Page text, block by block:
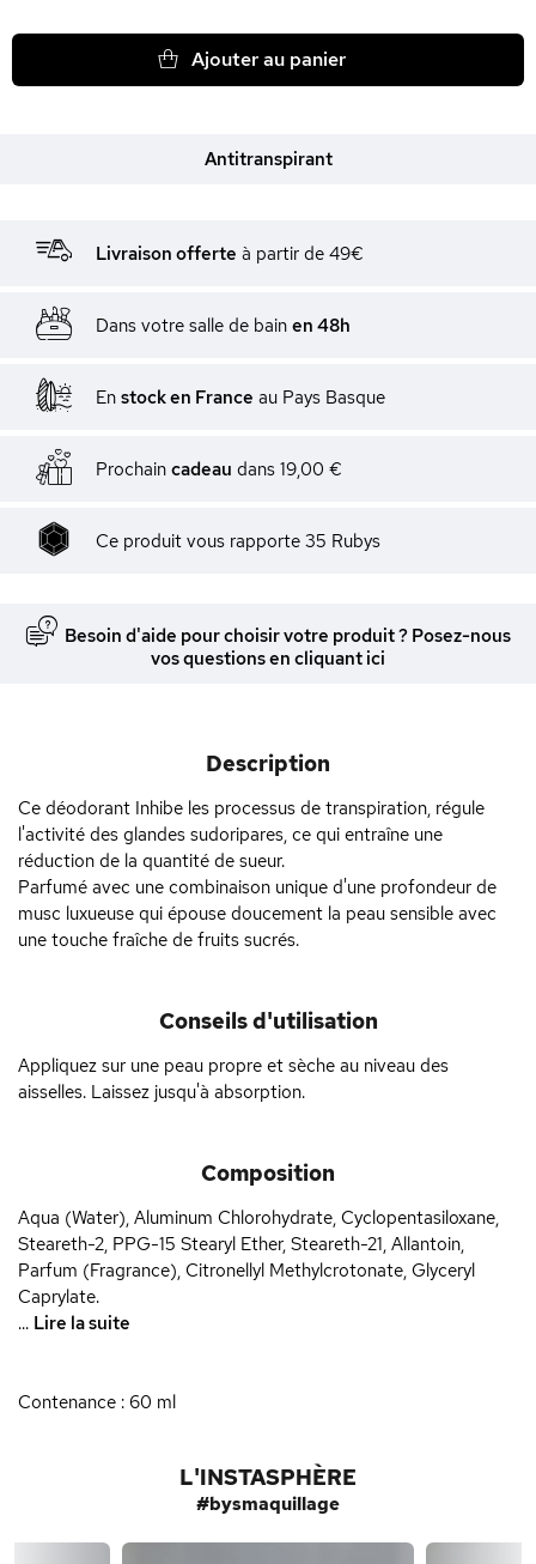
Ajouter au panier
Antitranspirant
Livraison offerte à partir de 49€
Dans votre salle de bain en 48h
En stock en France au Pays Basque
Prochain cadeau dans 19,00 €
Ce produit vous rapporte 35 Rubys
Besoin d'aide pour choisir votre produit ? Posez-nous
vos questions en cliquant ici
Description
Ce déodorant Inhibe les processus de transpiration, régule
l'activité des glandes sudoripares, ce qui entraîne une
réduction de la quantité de sueur.
Parfumé avec une combinaison unique d'une profondeur de
musc luxueuse qui épouse doucement la peau sensible avec
une touche fraîche de fruits sucrés.
Conseils d'utilisation
Appliquez sur une peau propre et sèche au niveau des
aisselles. Laissez jusqu'à absorption.
Composition
Aqua (Water), Aluminum Chlorohydrate, Cyclopentasiloxane,
Steareth-2, PPG-15 Stearyl Ether, Steareth-21, Allantoin,
Parfum (Fragrance), Citronellyl Methylcrotonate, Glyceryl
Caprylate.
... Lire la suite
Contenance : 60 ml
L'INSTASPHÈRE
#bysmaquillage